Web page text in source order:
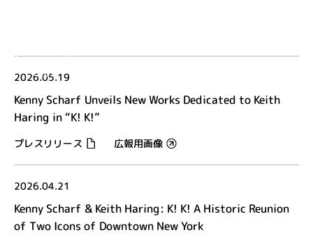
2026.05.19
Kenny Scharf Unveils New Works Dedicated to Keith
Haring in “K! K!”
プレスリリース 広報用画像
2026.04.21
Kenny Scharf & Keith Haring: K! K! A Historic Reunion
of Two Icons of Downtown New York